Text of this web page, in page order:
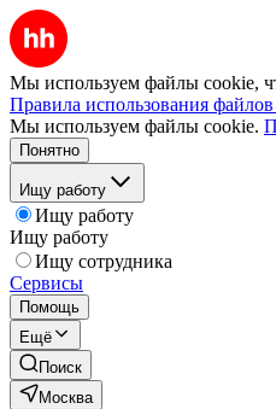
Мы используем файлы cookie,
Правила использования
Мы используем файлы cookie.
Понятно
Ищу работу
Ищу работу
Ищу работу
Ищу сотрудника
Сервисы
Помощь
Ещё
Поиск
Москва